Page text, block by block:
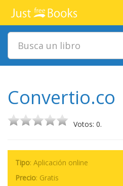
Convertio.co
Votos: 0.
Tipo: Aplicación online
Precio: Gratis